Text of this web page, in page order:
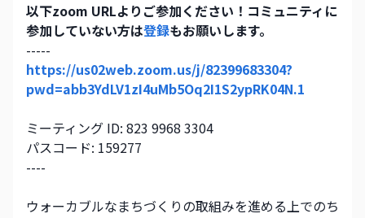
以下zoom URLよりご参加ください！コミュニティに
参加していない方は登録もお願いします。
-----
https://us02web.zoom.us/j/82399683304?
pwd=abb3YdLV1zI4uMb5Oq2I1S2ypRK04N.1
ミーティング ID: 823 9968 3304
パスコード: 159277
----
ウォーカブルなまちづくりの取組みを進める上でのち